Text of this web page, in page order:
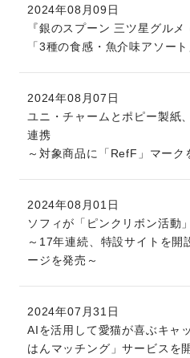
2024年08月09日
『銀のスプーン 三ツ星グル
「3種の食感・魚介味アソー
2024年08月07日
ユニ・チャームとポピー製紙
連携
～対象商品に「RefF」マーク
2024年08月01日
ソフィが「ピンクリボン活動
～17年連続、特設サイトを開
ージを発売～
2024年07月31日
AIを活用して愛猫が喜ぶキャ
はんマッチング」サービスを